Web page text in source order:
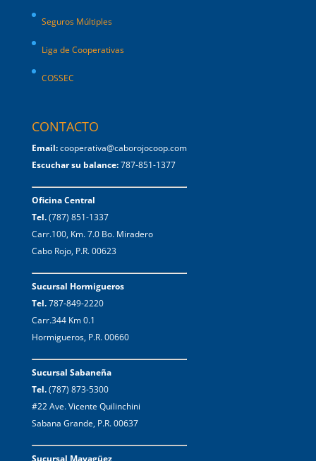
Seguros Múltiples
Liga de Cooperativas
COSSEC
CONTACTO
Email:cooperativa@caborojocoop.com
Escuchar su balance:787-851-1377
Oficina Central
Tel.(787) 851-1337
Carr.100, Km. 7.0 Bo. Miradero
Cabo Rojo, P.R. 00623
Sucursal Hormigueros
Tel.787-849-2220
Carr.344 Km 0.1
Hormigueros, P.R. 00660
Sucursal Sabaneña
Tel.(787) 873-5300
#22 Ave. Vicente Quilinchini
Sabana Grande, P.R. 00637